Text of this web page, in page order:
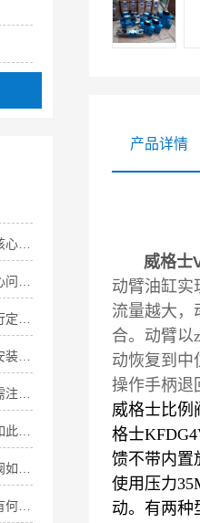
产品详情
威格士
动臂油缸实
流量越大，
合。动臂以
动恢复到中
操作手柄退
威格士比例
格士
馈不带内置
使用压力
动。有两种
力士乐电液比例阀：凭这几大核心特点，稳坐流体控制“硬核担当”！
力士乐电液比例阀如此详细的安装指南，您竟然不知道？
力士乐电液比例阀竟然应用于如此广泛的领域
力士乐电液比例阀在设计方面有何优势呢？